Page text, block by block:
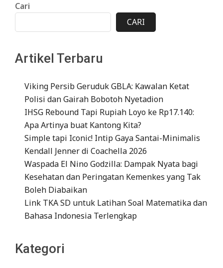
Cari
CARI
Artikel Terbaru
Viking Persib Geruduk GBLA: Kawalan Ketat
Polisi dan Gairah Bobotoh Nyetadion
IHSG Rebound Tapi Rupiah Loyo ke Rp17.140:
Apa Artinya buat Kantong Kita?
Simple tapi Iconic! Intip Gaya Santai-Minimalis
Kendall Jenner di Coachella 2026
Waspada El Nino Godzilla: Dampak Nyata bagi
Kesehatan dan Peringatan Kemenkes yang Tak
Boleh Diabaikan
Link TKA SD untuk Latihan Soal Matematika dan
Bahasa Indonesia Terlengkap
Kategori